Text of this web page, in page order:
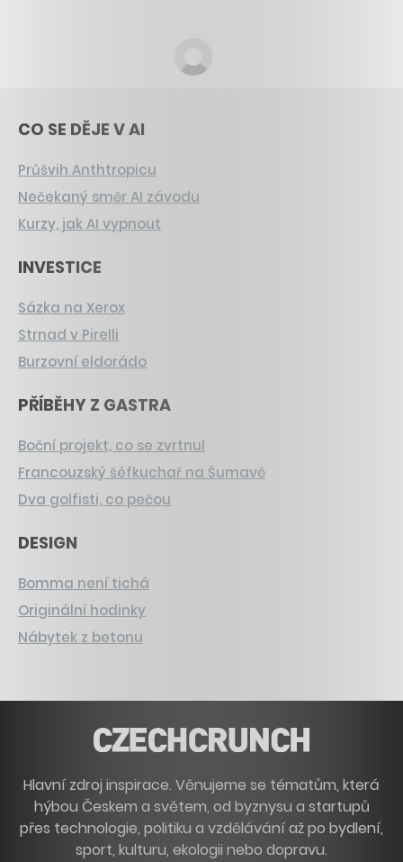
CO SE DĚJE V AI
Průšvih Anthtropicu
Nečekaný směr AI závodu
Kurzy, jak AI vypnout
INVESTICE
Sázka na Xerox
Strnad v Pirelli
Burzovní eldorádo
PŘÍBĚHY Z GASTRA
Boční projekt, co se zvrtnul
Francouzský šéfkuchař na Šumavě
Dva golfisti, co pečou
DESIGN
Bomma není tichá
Originální hodinky
Nábytek z betonu
Hlavní zdroj inspirace. Věnujeme se tématům, která
hýbou Českem a světem, od byznysu a startupů
přes technologie, politiku a vzdělávání až po bydlení,
sport, kulturu, ekologii nebo dopravu.